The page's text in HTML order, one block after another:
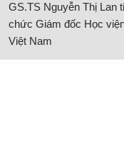
GS.TS Nguyễn Thị Lan
chức Giám đốc Học
Việt Nam